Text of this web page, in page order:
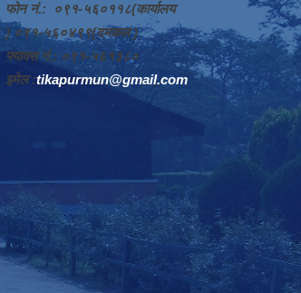
फोन नं.: ०९१-५६०११८(कार्यालय
) ०९१-५६०४९९(दमकल )
फ्याक्स नं.: ०९१-५६१३८०
इमेल :tikapurmun@gmail.com